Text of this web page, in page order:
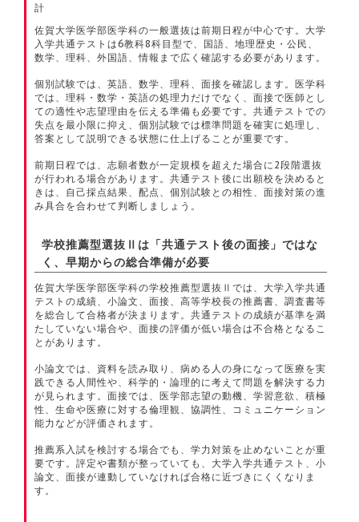
佐賀大学医学部医学科の一般選抜は前期日程が中心です。大学
入学共通テストは6教科8科目型で、国語、地理歴史・公民、
数学、理科、外国語、情報まで広く確認する必要があります。
個別試験では、英語、数学、理科、面接を確認します。医学科
では、理科・数学・英語の処理力だけでなく、面接で医師とし
ての適性や志望理由を伝える準備も必要です。共通テストでの
失点を最小限に抑え、個別試験では標準問題を確実に処理し、
答案として説明できる状態に仕上げることが重要です。
前期日程では、志願者数が一定規模を超えた場合に2段階選抜
が行われる場合があります。共通テスト後に出願校を決めると
きは、自己採点結果、配点、個別試験との相性、面接対策の進
み具合を合わせて判断しましょう。
学校推薦型選抜Ⅱは「共通テスト後の面接」ではな
く、早期からの総合準備が必要
佐賀大学医学部医学科の学校推薦型選抜Ⅱでは、大学入学共通
テストの成績、小論文、面接、高等学校長の推薦書、調査書等
を総合して合格者が決まります。共通テストの成績が基準を満
たしていない場合や、面接の評価が低い場合は不合格となるこ
とがあります。
小論文では、資料を読み取り、病める人の身になって医療を実
践できる人間性や、科学的・論理的に考えて問題を解決する力
が見られます。面接では、医学部志望の動機、学習意欲、積極
性、生命や医療に対する倫理観、協調性、コミュニケーション
能力などが評価されます。
推薦系入試を検討する場合でも、学力対策を止めないことが重
要です。評定や書類が整っていても、大学入学共通テスト、小
論文、面接が連動していなければ合格に近づきにくくなりま
す。